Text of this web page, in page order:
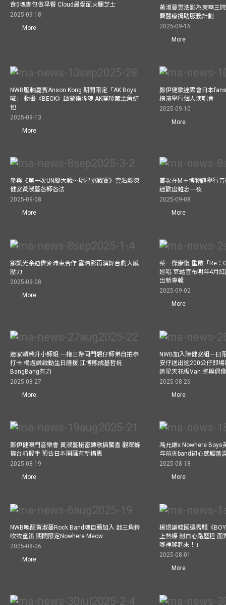
食5塊麥包做早餐 Cloud最愛配火腿芝士
2025-09-18
More
黃淑蔓雲浩影為東華三
費醫療捐助服務計劃
2025-09-16
More
NWB壓軸嘉賓Anson Kong 期間限定「AK Boys
囉」 動畫《BECK》啟蒙樂隊魂 AK曬珍藏主角結
他
2025-09-13
More
鄭伊健歌迷聚會日本
橫濱舉行個人演唱會
2025-09-10
More
參與《第一次UN腳大戰～明星挑戰賽》雲浩影陳
健安黃淑蔓各師各法
2025-09-08
More
首次在M＋博物館舉行
迷歡度難忘一夜
2025-09-08
More
鄒凱光余迪偉麥沛東合作 雲浩影再演舞台劇大感
壓力
2025-09-08
More
蔡一傑康復 重啟「Re：
巡唱 草蜢宣布明年4月
出新專輯
2025-09-02
More
連家穎榮升小師姐 一拖三帶同門靚仔師弟自拍亭
打卡 楊煜謙啟動生日應援 江博熙成基哲祝
BangBang有力
2025-08-27
More
NWB加入陳健安組一日
安仔送出逾200公仔即
追星天花板Van 將與偶
2025-08-26
More
鄭伊健澳門音樂會 黃淑蔓秘密轉歌搞驚喜 觀眾蜂
擁台前握手 預告日本開騷有新構思
2025-08-19
More
馮允謙x Nowhere Boys
年前夾band初心感觸落
2025-08-18
More
NWB喚醒黃淑蔓Rock Band魂自薦加入 敲三角鈴
吹牧童笛 期間限定Nowhere Meow
2025-08-06
More
楊煜謙韓國選秀騷《
上熱爆 剖白心路歷程 面
哪裡爬起來！」
2025-08-01
More